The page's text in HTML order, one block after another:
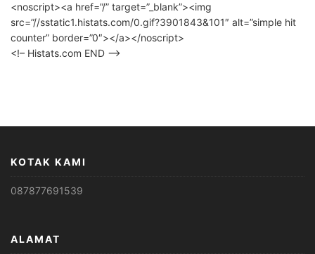
<noscript><a href=”/” target=”_blank”><img
src=”//sstatic1.histats.com/0.gif?3901843&101″ alt=”simple hit
counter” border=”0″></a></noscript>
<!– Histats.com END –>
KOTAK KAMI
087877691539
ALAMAT